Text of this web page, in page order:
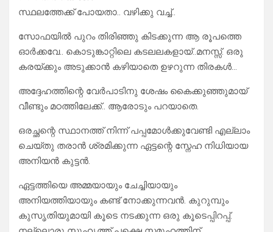
സ്ഥലത്തേക്ക് പോയതാ.. വഴിക്കു വച്ച്..
സോഫയിൽ പുറം തിരിഞ്ഞു കിടക്കുന്ന ആ രൂപത്തെ
ഓർക്കവേ.. കൊടുങ്കാറ്റിലെ കടലലകളായ്..മനസ്സ്. ഒരു
കരയ്ക്കും അടുക്കാൻ കഴിയാതെ ഉഴറുന്ന തിരകൾ…
അദ്ദേഹത്തിന്റെ വേർപാടിനു ശേഷം കൈക്കുഞ്ഞുമായ്
വീണ്ടും മഠത്തിലേക്ക്.. ആരോടും പറയാതെ.
ഒരച്ഛന്റെ സ്ഥാനത്ത് നിന്ന് പപ്പമോൾക്കുവേണ്ടി എല്ലാം
ചെയ്തു തരാൻ ശ്രമിക്കുന്ന ഏട്ടന്റെ സ്നേഹ നിധിയായ
അനിയൻ കുട്ടൻ.
ഏട്ടത്തിയെ അമ്മയായും ചേച്ചിയായും
അനിയത്തിയായും കണ്ട് നോക്കുന്നവൻ. കുറുമ്പും
കുസൃതിയുമായി കൂടെ നടക്കുന്ന ഒരു കൂടെപ്പിറപ്പ്.